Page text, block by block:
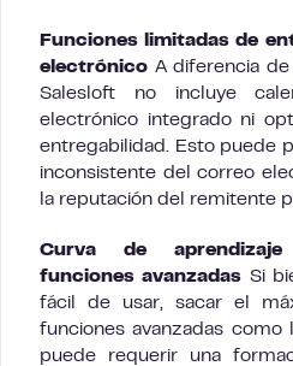
Funciones limitadas de
electrónico A diferencia
Salesloft no incluye
electrónico integrado ni
entregabilidad. Esto puede
inconsistente del correo
la reputación del remitente
Curva de
funciones avanzadas Si
fácil de usar, sacar el
funciones avanzadas como
puede requerir una